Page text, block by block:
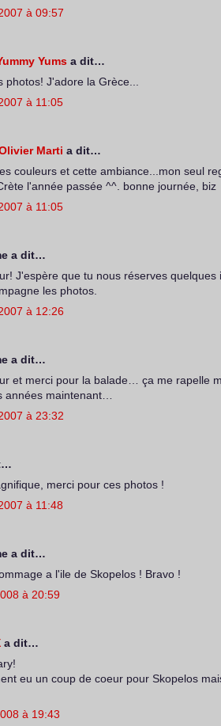
à 09:57
Yums a dit…
photos! J'adore la Grèce...
à 11:05
Marti a dit…
couleurs et cette ambiance...mon seul
l'année passée ^^. bonne journée, biz
à 11:05
a dit…
J'espère que tu nous réserves
les photos.
à 12:26
a dit…
et merci pour la balade… ça me rapelle
années maintenant…
à 23:32
merci pour ces photos !
à 11:48
a dit…
a l'ile de Skopelos ! Bravo !
à 20:59
a dit…
eu un coup de coeur pour Skopelos
à 19:43